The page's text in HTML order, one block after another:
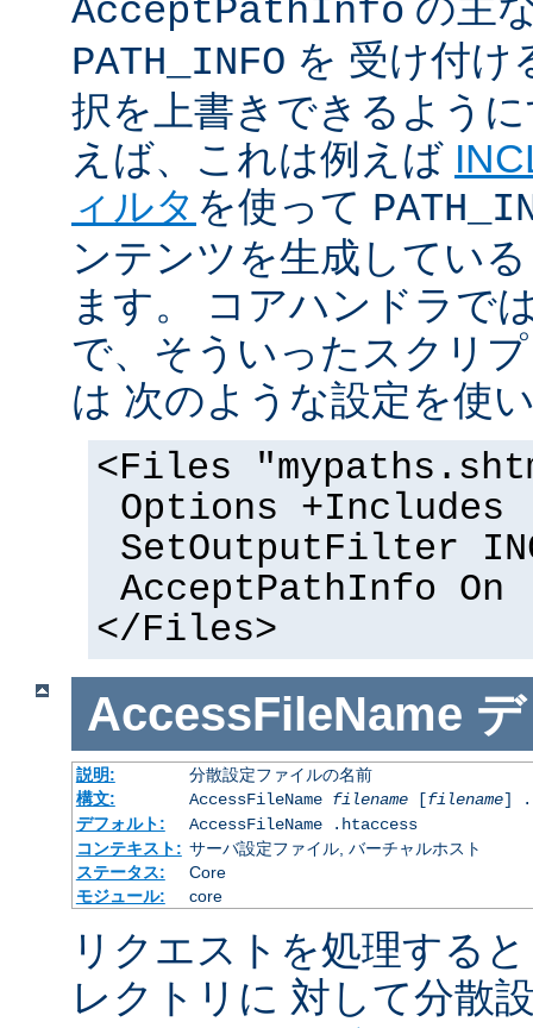
AcceptPathInfo
PATH_INFO を 受け付け
択を上書きできるよう
えば、これは例えば
ィルタ を使って
ンテンツを生成してい
ます。 コアハンドラで
で、そういったスクリ
は 次のような設定を使
<Files
Options +Includes
SetOutputFilter
AcceptPathInfo On
</Files>
AccessFileName
説明:
分散設定ファイルの名前
構文:
AccessFileName filename[filename]
デフォルト:
AccessFileName .htaccess
コンテキスト: サーバ設定ファイル, バーチャルホスト
ステータス:
Core
モジュール:
core
リクエストを処理する
レクトリに 対して分散